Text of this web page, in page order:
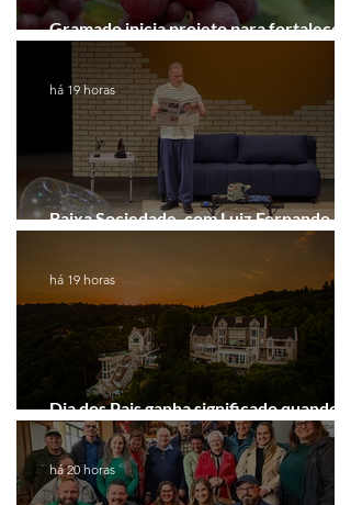
Gramado inicia projeto para fortalecer a
Rota do Vinho
Baixa Sociedade, com Luiz Fernando
Guimarães, chega a Novo Hamburgo
há 19 horas
Dia dos Pais ganha significado quando o
presente é viver experiências juntos
há 19 horas
há 20 horas